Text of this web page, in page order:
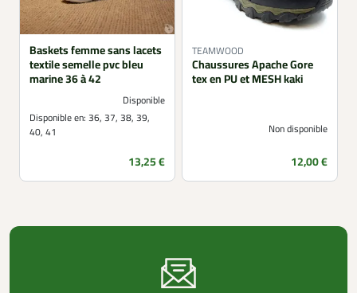
Baskets femme sans lacets
textile semelle pvc bleu
marine 36 à 42
Disponible
Disponible en: 36, 37, 38, 39,
40, 41
Prix
13,25 €
TEAMWOOD
Chaussures Apache Gore
tex en PU et MESH kaki
Non disponible
Prix
12,00 €